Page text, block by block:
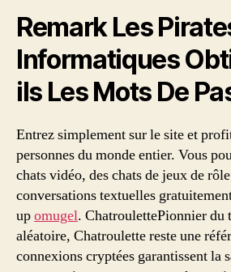
Remark Les
Informatiques
ils Les Mots De
Entrez simplement sur le site et
personnes du monde entier. Vous
chats vidéo, des chats de jeux de
conversations textuelles
upomugel. ChatroulettePionnier du
aléatoire, Chatroulette reste une
connexions cryptées garantissent la